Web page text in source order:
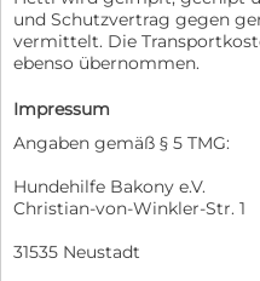
und Schutzvertrag gegen
vermittelt. Die
ebenso übernommen.
Impressum
Angaben gemäß § 5 TMG:
Hundehilfe Bakony e.V.
Christian-von-Winkler-Str. 1
31535 Neustadt